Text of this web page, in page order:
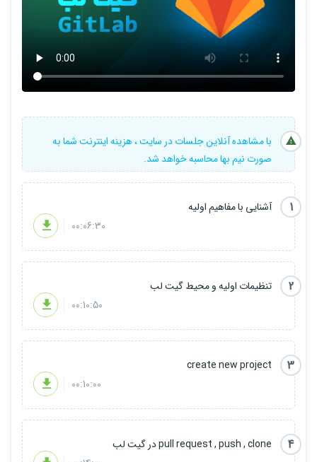
یک کارآفرین واقعی!)
o گزارش‌گیری و تحلیل عملکرد تیم (بدون تبدیل شدن به کاراگاه
خصوصی!)
5.
جمع‌بندی و نکات پایانی:
o مرور مطالب دوره (و اینکه چرا باید به همه نشان دهید که چقدر
باهوشید!)
o نکات و ترفندهای حرفه‌ای برای بهره‌وری بیشتر (و افزایش زمان
خواب!)
6.
هک‌های جالب و ترفندهای مفید:
o ترفندهای کوچک و کاربردی برای استفاده بهینه از گیت‌لب
o راه‌های سریع‌تر و کارآمدتر برای مدیریت کدها و پروژه‌ها
با مشاهده آنلاین جلسات در سایت ، هزینه اینترنت شما به
صورت نیم بها محاسبه خواهد شد.
1
آشنایی با مفاهیم اولیه
00:06:30
2
تنظیمات اولیه و محیط گیت لب
00:10:50
3
create new project
00:10:00
4
pull request , push , clone در گیت لب